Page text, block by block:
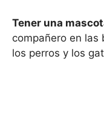
Tener una
compañero en
los perros y los